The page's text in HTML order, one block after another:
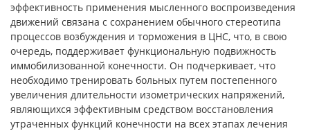
эффективность применения мысленного воспроизведения
движений связана с сохранением обычного стереотипа
процессов возбуждения и торможения в ЦНС, что, в свою
очередь, поддерживает функциональную подвижность
иммобилизованной конечности. Он подчеркивает, что
необходимо тренировать больных путем постепенного
увеличения длительности изометрических напряжений,
являющихся эффективным средством восстановления
утраченных функций конечности на всех этапах лечения